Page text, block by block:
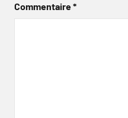
Commentaire*